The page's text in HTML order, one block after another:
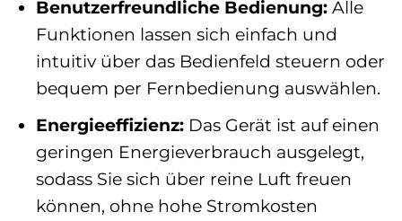
Benutzerfreundliche Bedienung:Alle
Funktionen lassen sich einfach und
intuitiv über das Bedienfeld steuern oder
bequem per Fernbedienung auswählen.
Energieeffizienz:Das Gerät ist auf einen
geringen Energieverbrauch ausgelegt,
sodass Sie sich über reine Luft freuen
können, ohne hohe Stromkosten